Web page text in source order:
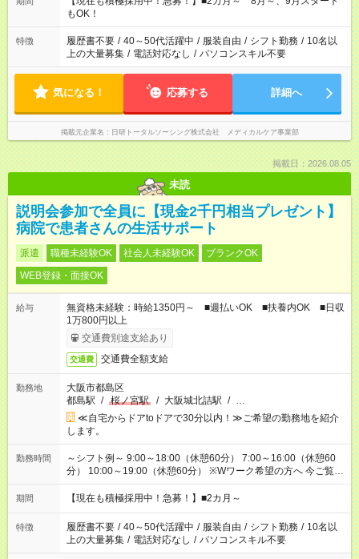
もOK！
特徴 履歴書不要 / 40～50代活躍中 / 服装自由 / シフト勤務 / 10名以
上の大量募集 / 電話対応なし / パソコンスキル不要
気になる！ 応募する 詳細へ
掲載元企業名 日研トータルソーシング株式会社 メディカルケア事業部
掲載日：2026.08.05
未読
説明会参加で全員に【現金2千円相当プレゼント】
病院で患者さんの生活サポート
派遣 職種未経験OK 社会人未経験OK
ブランクOK
WEB登録・面接OK
給与
無資格未経験：時給1350円～ ■週払いOK ■扶養内OK ■日収
1万800円以上
交通費別途支給あり
交通費 交通費全額支給
勤務地
大阪市都島区
都島駅 / 桜ノ宮駅 / 大阪城北詰駅 / …
≪自宅からドアtoドアで30分以内！≫ご希望の勤務地を紹介
します。
勤務時間
～シフト例～ 9:00～18:00（休憩60分） 7:00～16:00（休憩60
分） 10:00～19:00（休憩60分） ※Wワーク希望の方へ 今ご覧の
お仕事で希望する勤務時間と、もう1つのお仕事の勤務時間の合
計が 週40時間を超えなければOKです。
期間 【現在も積極採用中！急募！】■2カ月～
特徴 履歴書不要 / 40～50代活躍中 / 服装自由 / シフト勤務 / 10名以
上の大量募集 / 電話対応なし / パソコンスキル不要